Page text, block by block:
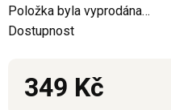
Položka byla vyprodána…
Dostupnost
349 Kč